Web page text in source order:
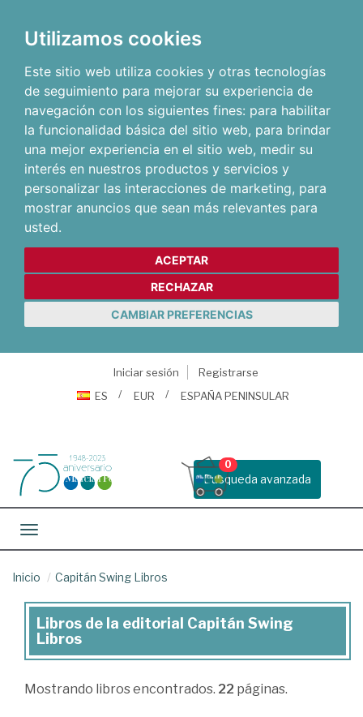
Utilizamos cookies
Este sitio web utiliza cookies y otras tecnologías
de seguimiento para mejorar su experiencia de
navegación con los siguientes fines: para habilitar
la funcionalidad básica del sitio web, para brindar
una mejor experiencia en el sitio web, medir su
interés en nuestros productos y servicios y
personalizar las interacciones de marketing, para
mostrar anuncios que sean más relevantes para
usted.
ACEPTAR
RECHAZAR
CAMBIAR PREFERENCIAS
Iniciar sesión
Registrarse
ES
EUR ESPAÑA PENINSULAR
Busqueda avanzada
0
Toggle navigation
Inicio Capitán Swing Libros
Libros
de
la
Libros de la editorial Capitán Swing
Libros
Mostrando libros encontrados. 22 páginas.